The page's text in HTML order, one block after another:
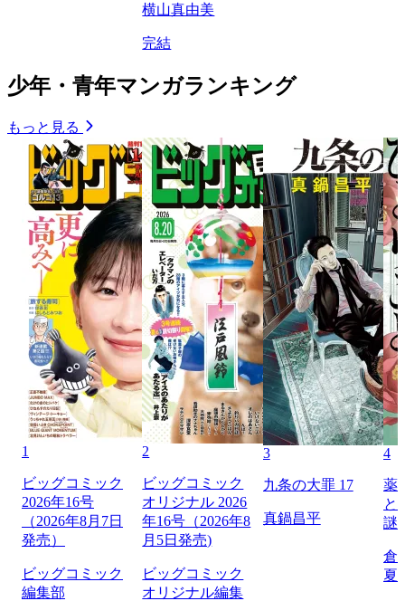
横山真由美
完結
少年・青年マンガランキング
もっと見る
1
ビッグコミック
2026年16号
（2026年8月7日
発売）
ビッグコミック
編集部
2
ビッグコミック
オリジナル 2026
年16号（2026年8
月5日発売)
ビッグコミック
オリジナル編集
3
九条の大罪 17
真鍋昌平
4
薬
と
謎
倉
夏